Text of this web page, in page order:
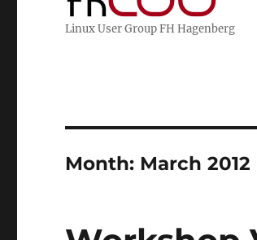
Linux User Group FH Hagenberg
Month: March 2012